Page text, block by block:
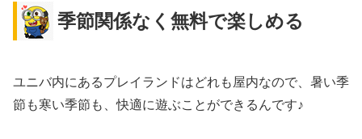
季節関係なく無料で楽しめる
ユニバ内にあるプレイランドはどれも屋内なので、暑い季
節も寒い季節も、快適に遊ぶことができるんです♪